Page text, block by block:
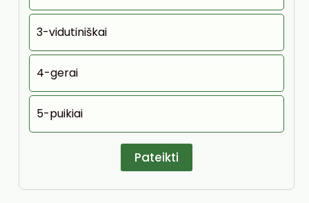
3-vidutiniškai
4-gerai
5-puikiai